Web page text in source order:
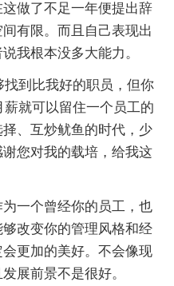
做了不足一年便提出辞
有限。而且自己表现出
我根本没多大能力。
到比我好的职员，但你
就可以留住一个员工的
、互炒鱿鱼的时代，少
您对我的载培，给我这
一个曾经你的员工，也
改变你的管理风格和经
更加的美好。不会像现
展前景不是很好。